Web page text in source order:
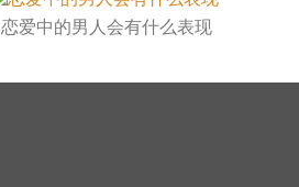
恋爱中的男人会有什么表现